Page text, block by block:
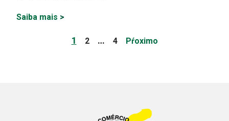
Saiba mais >
Page
1 Page
2 … Page
4 Pŕoximo